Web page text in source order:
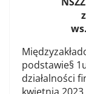
podstawie§
działalności